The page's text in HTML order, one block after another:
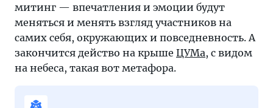
митинг — впечатления и эмоции будут
меняться и менять взгляд участников на
самих себя, окружающих и повседневность. А
закончится действо на крыше ЦУМа, с видом
на небеса, такая вот метафора.